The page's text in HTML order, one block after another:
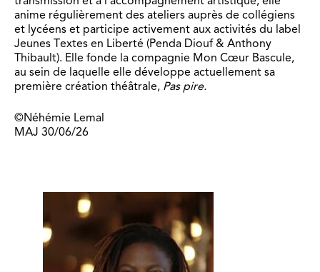
anime régulièrement des ateliers auprès de collégiens
et lycéens et participe activement aux activités du label
Jeunes Textes en Liberté (Penda Diouf & Anthony
Thibault). Elle fonde la compagnie Mon Cœur Bascule,
au sein de laquelle elle développe actuellement sa
première création théâtrale, Pas pire.
©Néhémie Lemal
MAJ 30/06/26